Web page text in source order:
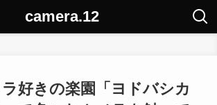
camera.12
好きの楽園「ヨドバシカ